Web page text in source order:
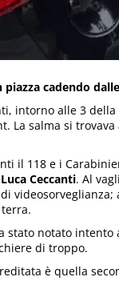
cadendo
intorno alle 3
La salma si
il 118 e i
Luca Ceccanti. Al
videosorveglianza;
stato notato
di troppo.
è quella